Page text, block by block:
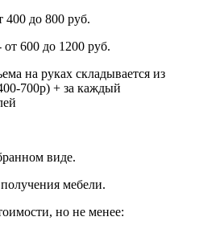
400 до 800 руб.
от 600 до 1200 руб.
на руках складывается из
700р) + за каждый
виде.
мебели.
но не менее: